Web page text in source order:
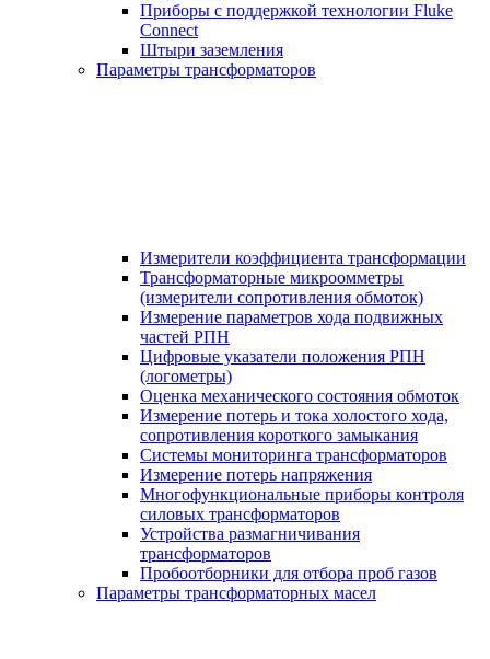
Приборы с поддержкой технологии Fluke
Connect
Штыри заземления
Параметры трансформаторов
Измерители коэффициента трансформации
Трансформаторные микроомметры
(измерители сопротивления обмоток)
Измерение параметров хода подвижных
частей РПН
Цифровые указатели положения РПН
(логометры)
Оценка механического состояния обмоток
Измерение потерь и тока холостого хода,
сопротивления короткого замыкания
Системы мониторинга трансформаторов
Измерение потерь напряжения
Многофункциональные приборы контроля
силовых трансформаторов
Устройства размагничивания
трансформаторов
Пробоотборники для отбора проб газов
Параметры трансформаторных масел